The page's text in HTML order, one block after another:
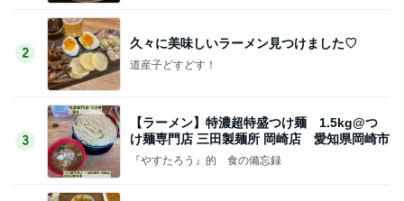
2
久々に美味しいラーメン見つけました♡
道産子どすどす！
3
【ラーメン】特濃超特盛つけ麺 1.5kg@つ
け麺専門店 三田製麺所 岡崎店 愛知県岡崎市
『やすたろう』的 食の備忘録